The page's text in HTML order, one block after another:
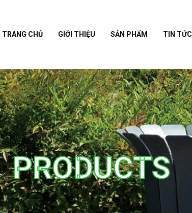
TRANG CHỦ GIỚI THIỆU SẢN PHẨM TIN TỨC
PRODUCTS